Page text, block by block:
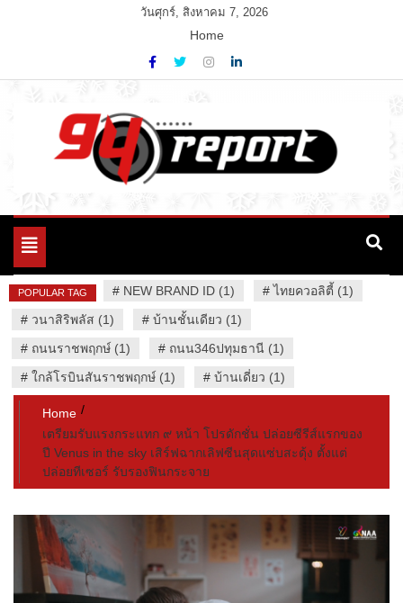
วันศุกร์, สิงหาคม 7, 2026
Home
94 Report.com
Variety News
Toggle
POPULAR TAG # NEW BRAND ID (1) #ไทยควอลิตี้ (1)
# วนาสิริพลัส (1) # บ้านชั้นเดียว (1)
# ถนนราชพฤกษ์ (1) # ถนน346ปทุมธานี (1)
# ใกล้โรบินสันราชพฤกษ์ (1) # บ้านเดี่ยว (1)
Home
เตรียมรับแรงกระแทก ๙ หน้า โปรดักชั่น ปล่อยซีรีส์แรกของ
ปี Venus in the sky เสิร์ฟฉากเลิฟซีนสุดแซ่บสะดุ้ง ตั้งแต่
ปล่อยทีเซอร์ รับรองฟินกระจาย